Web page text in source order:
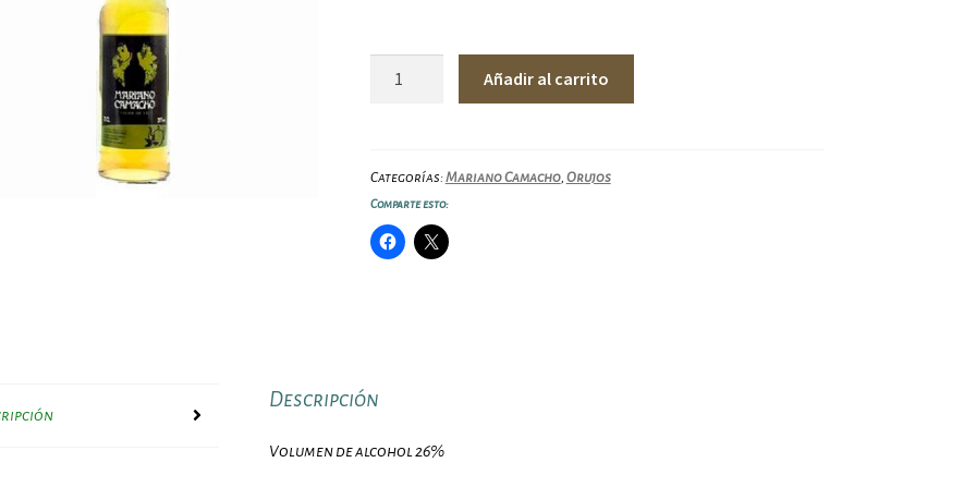
té
Mariano
Camacho
26º
Añadir al carrito
Categorías:Mariano Camacho, Orujos
Comparte esto:
Descripción
Volumen de alcohol 26%